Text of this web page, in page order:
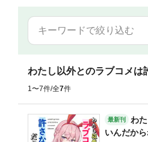
わたし以外とのラブコメは
1〜7件/全7件
最新刊
わ
いんだか